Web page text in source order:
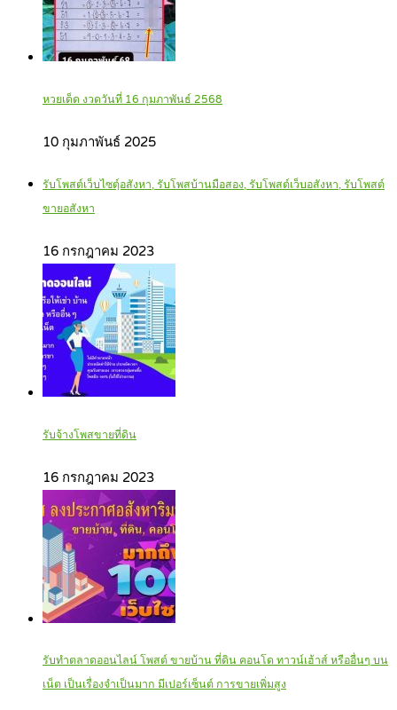
หวยเด็ด งวดวันที่ 16 กุมภาพันธ์ 2568
10 กุมภาพันธ์ 2025
รับโพสต์เว็บไซตฺ์อสังหา, รับโพสบ้านมือสอง, รับโพสต์เว็บอสังหา, รับโพสต์
ขายอสังหา
16 กรกฎาคม 2023
รับจ้างโพสขายที่ดิน
16 กรกฎาคม 2023
รับทำตลาดออนไลน์ โพสต์ ขายบ้าน ที่ดิน คอนโด ทาวน์เฮ้าส์ หรืออื่นๆ บน
เน็ต เป็นเรื่องจำเป็นมาก มีเปอร์เซ็นต์ การขายเพิ่มสูง